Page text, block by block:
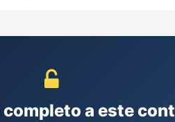
completo a este